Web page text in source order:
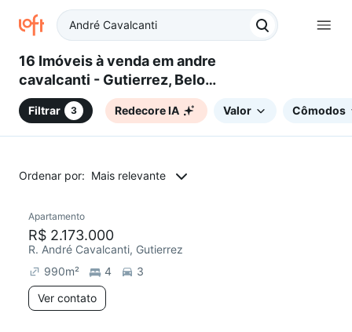
16 Imóveis à venda em andre
cavalcanti - Gutierrez, Belo
Horizonte, MG
Filtrar 3 Redecore IA Valor Cômodos
Ordenar por: Mais relevante
Redecorar
Apartamento
R$ 2.173.000
R. André Cavalcanti, Gutierrez
990m² 4
3
Ver contato